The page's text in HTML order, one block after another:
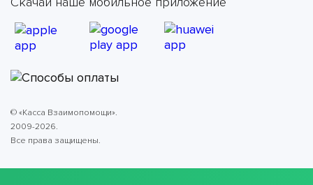
© «Касса Взаимопомощи».
2009-2026.
Все права защищены.